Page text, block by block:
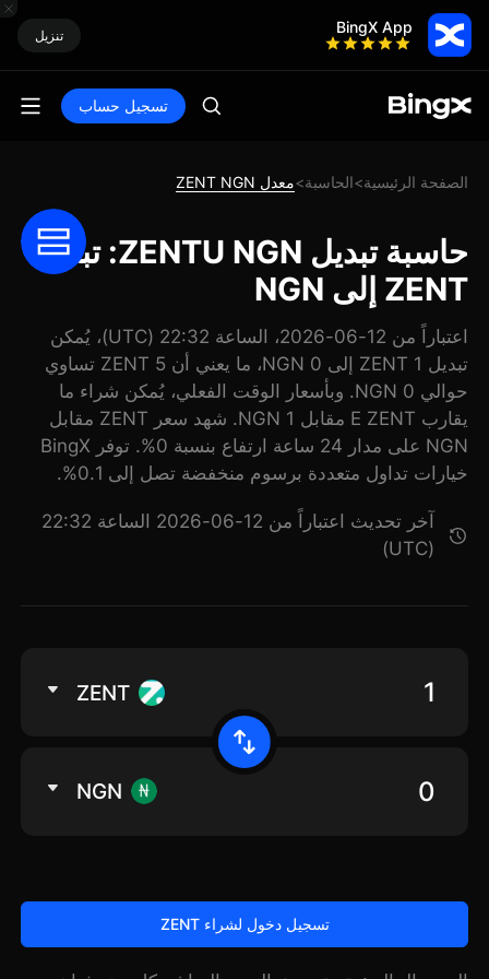
BingX App تنزيل
تسجيل حساب
الصفحة الرئيسية>الحاسبة>معدل ZENT NGN
حاسبة تبديل ZENTU NGN: تبديل
ZENT إلى NGN
اعتباراً من 12-06-2026، الساعة 22:32 (UTC)، يُمكن
تبديل 1 ZENT إلى 0 NGN، ما يعني أن 5 ZENT تساوي
حوالي 0 NGN. وبأسعار الوقت الفعلي، يُمكن شراء ما
يقارب E ZENT مقابل 1 NGN. شهد سعر ZENT مقابل
NGN على مدار 24 ساعة ارتفاع بنسبة 0%. توفر BingX
خيارات تداول متعددة برسوم منخفضة تصل إلى 0.1%.
آخر تحديث اعتباراً من 12-06-2026 الساعة 22:32
(UTC)
ZENT
NGN
تسجيل دخول لشراء ZENT